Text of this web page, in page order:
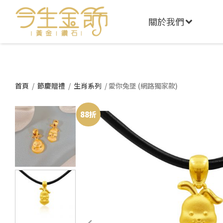
關於我們
首頁 / 節慶贈禮 / 生肖系列 / 愛你兔墜 (網路獨家款)
88折